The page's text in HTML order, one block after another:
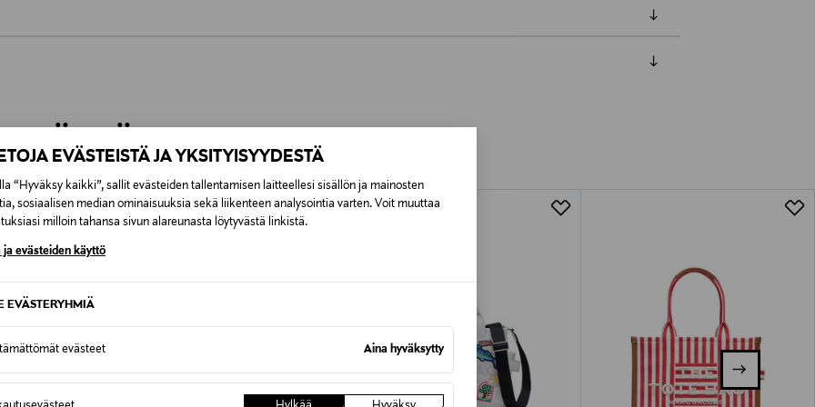
EVÄSTEISTÄ JA YKSITYISYYDESTÄ
“Hyväksy kaikki”, sallit evästeiden tallentamisen laitteellesi sisällön ja mainosten
sosiaalisen median ominaisuuksia sekä liikenteen analysointia varten. Voit muuttaa
milloin tahansa sivun alareunasta löytyvästä linkistä.
ja evästeiden käyttö
EVÄSTERYHMIÄ
evästeet Aina hyväksytty
7,90 €–50,00 € kuljetusyhtiöstä ja tuotteen koosta riippuen
Alk. 6,90 €, kun toimitus on saatavilla valittuun osoitteeseen.
NÄISTÄ